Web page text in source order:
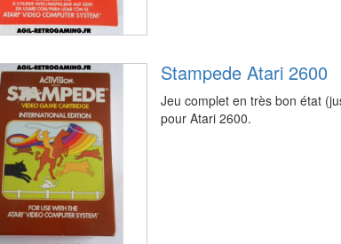
Stampede Atari 2600
Jeu complet en très bon état
pour Atari 2600.